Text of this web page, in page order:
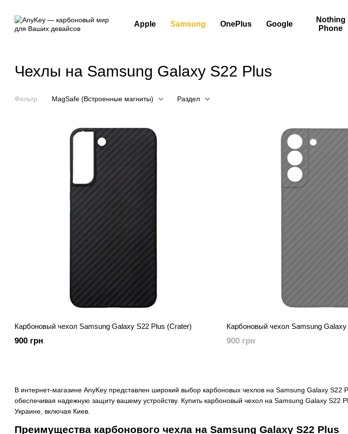
Apple Samsung OnePlus Google
Nothing
Phone
Чехлы на Samsung Galaxy S22 Plus
Фильтр MagSafe (Встроенные магниты) Раздел
В интернет-магазине AnyKey представлен широкий выбор карбоновых чехлов на Samsung Galaxy
обеспечивая надежную защиту вашему устройству. Купить карбоновый чехол на Samsung Galaxy S22
Украине, включая Киев.
Преимущества карбонового чехла на Samsung Galaxy S22 Plus
Карбоновый чехол Samsung Galaxy S22 Plus (Crater)
900 грн
Карбоновый чехол Samsung
900 грн